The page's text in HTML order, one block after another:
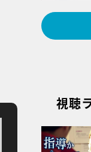
視聴